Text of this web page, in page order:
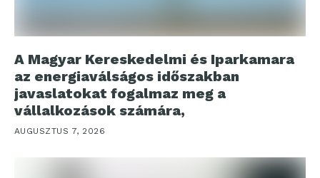
A Magyar Kereskedelmi és Iparkamara
az energiaválságos időszakban
javaslatokat fogalmaz meg a
vállalkozások számára,
AUGUSZTUS 7, 2026